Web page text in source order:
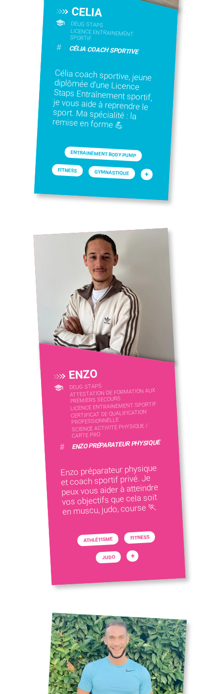
CELIA
DEUG STAPS
LICENCE ENTRAINEMENT
SPORTIF
# CÉLIA COACH SPORTIVE
Célia coach sportive, jeune
diplômée d’une Licence
Staps Entraînement sportif,
je vous aide à reprendre le
sport. Ma spécialité : la
remise en forme 💪
ENTRAINEMENT BODY PUMP
FITNESS GYMNASTIQUE +
ENZO
DEUG STAPS
ATTESTATION DE FORMATION AUX
PREMIERS SECOURS
LICENCE ENTRAINEMENT SPORTIF
CERTIFICAT DE QUALIFICATION
PROFESSIONNELLE
SCIENCE ACTIVITÉ PHYSIQUE /
CARTE PRO
# ENZO PRÉPARATEUR PHYSIQUE
Enzo préparateur physique
et coach sportif privé. Je
peux vous aider à atteindre
vos objectifs que cela soit
en muscu, judo, course 🏃
ATHLÉTISME FITNESS
JUDO +